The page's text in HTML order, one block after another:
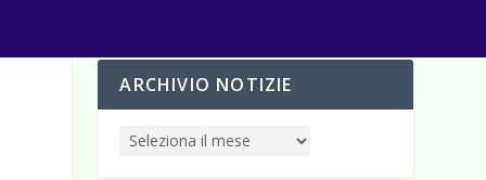
ARCHIVIO NOTIZIE